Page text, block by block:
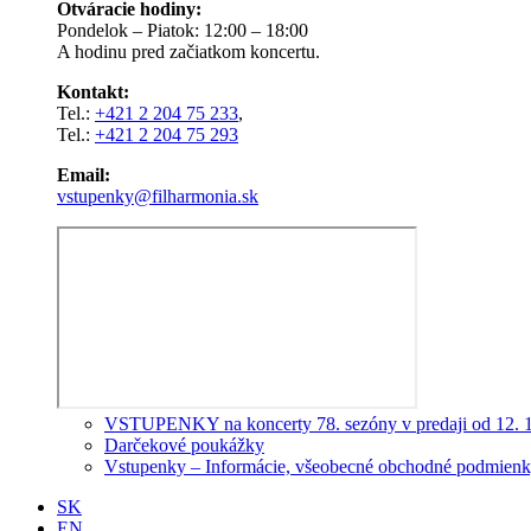
Otváracie hodiny:
Pondelok – Piatok: 12:00 – 18:00
A hodinu pred začiatkom koncertu.
Kontakt:
Tel.: +421 2 204 75 233,
Tel.: +421 2 204 75 293
Email:
vstupenky@filharmonia.sk
VSTUPENKY na koncerty 78. sezóny v predaji od 12.
Darčekové poukážky
Vstupenky – Informácie, všeobecné obchodné
SK